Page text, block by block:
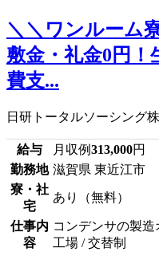
＼＼ワンルーム
敷金・礼金0円！
費支...
日研トータルソーシング
給与 月収例313,000円
勤務地 滋賀県 東近江市
寮・社
宅
あり（無料）
仕事内
容
コンデンサの製
工場 / 交替制